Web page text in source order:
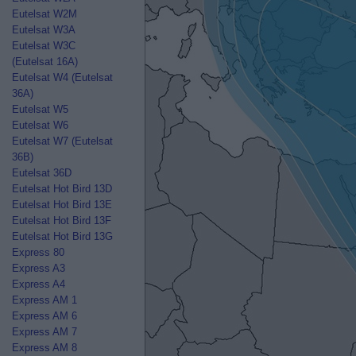
Eutelsat W2M
Eutelsat W3A
Eutelsat W3C
(Eutelsat 16A)
Eutelsat W4 (Eutelsat
36A)
Eutelsat W5
Eutelsat W6
Eutelsat W7 (Eutelsat
36B)
Eutelsat 36D
Eutelsat Hot Bird 13D
Eutelsat Hot Bird 13E
Eutelsat Hot Bird 13F
Eutelsat Hot Bird 13G
Express 80
Express A3
Express A4
Express AM 1
Express AM 6
Express AM 7
Express AM 8